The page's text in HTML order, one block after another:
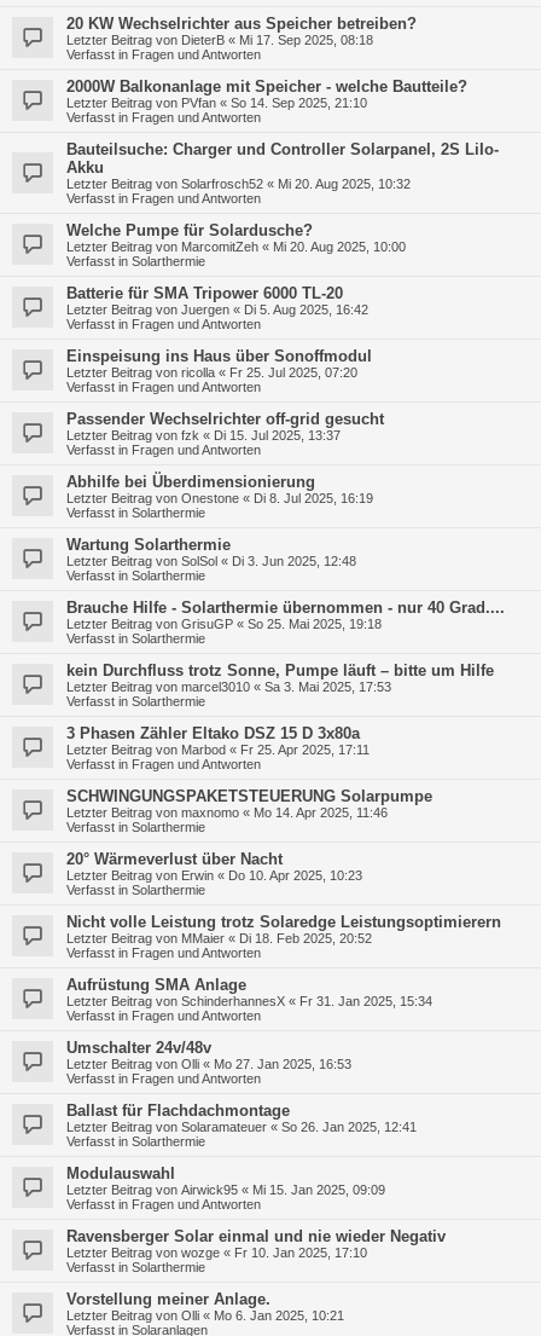
20 KW Wechselrichter aus Speicher betreiben?
Letzter Beitrag von DieterB « Mi 17. Sep 2025, 08:18
Verfasst in Fragen und Antworten
2000W Balkonanlage mit Speicher - welche Bautteile?
Letzter Beitrag von PVfan « So 14. Sep 2025, 21:10
Verfasst in Fragen und Antworten
Bauteilsuche: Charger und Controller Solarpanel, 2S LiIo-
Akku
Letzter Beitrag von Solarfrosch52 « Mi 20. Aug 2025, 10:32
Verfasst in Fragen und Antworten
Welche Pumpe für Solardusche?
Letzter Beitrag von MarcomitZeh « Mi 20. Aug 2025, 10:00
Verfasst in Solarthermie
Batterie für SMA Tripower 6000 TL-20
Letzter Beitrag von Juergen « Di 5. Aug 2025, 16:42
Verfasst in Fragen und Antworten
Einspeisung ins Haus über Sonoffmodul
Letzter Beitrag von ricolla « Fr 25. Jul 2025, 07:20
Verfasst in Fragen und Antworten
Passender Wechselrichter off-grid gesucht
Letzter Beitrag von fzk « Di 15. Jul 2025, 13:37
Verfasst in Fragen und Antworten
Abhilfe bei Überdimensionierung
Letzter Beitrag von Onestone « Di 8. Jul 2025, 16:19
Verfasst in Solarthermie
Wartung Solarthermie
Letzter Beitrag von SolSol « Di 3. Jun 2025, 12:48
Verfasst in Solarthermie
Brauche Hilfe - Solarthermie übernommen - nur 40 Grad....
Letzter Beitrag von GrisuGP « So 25. Mai 2025, 19:18
Verfasst in Solarthermie
kein Durchfluss trotz Sonne, Pumpe läuft – bitte um Hilfe
Letzter Beitrag von marcel3010 « Sa 3. Mai 2025, 17:53
Verfasst in Solarthermie
3 Phasen Zähler Eltako DSZ 15 D 3x80a
Letzter Beitrag von Marbod « Fr 25. Apr 2025, 17:11
Verfasst in Fragen und Antworten
SCHWINGUNGSPAKETSTEUERUNG Solarpumpe
Letzter Beitrag von maxnomo « Mo 14. Apr 2025, 11:46
Verfasst in Solarthermie
20° Wärmeverlust über Nacht
Letzter Beitrag von Erwin « Do 10. Apr 2025, 10:23
Verfasst in Solarthermie
Nicht volle Leistung trotz Solaredge Leistungsoptimierern
Letzter Beitrag von MMaier « Di 18. Feb 2025, 20:52
Verfasst in Fragen und Antworten
Aufrüstung SMA Anlage
Letzter Beitrag von SchinderhannesX « Fr 31. Jan 2025, 15:34
Verfasst in Fragen und Antworten
Umschalter 24v/48v
Letzter Beitrag von Olli « Mo 27. Jan 2025, 16:53
Verfasst in Fragen und Antworten
Ballast für Flachdachmontage
Letzter Beitrag von Solaramateuer « So 26. Jan 2025, 12:41
Verfasst in Solarthermie
Modulauswahl
Letzter Beitrag von Airwick95 « Mi 15. Jan 2025, 09:09
Verfasst in Fragen und Antworten
Ravensberger Solar einmal und nie wieder Negativ
Letzter Beitrag von wozge « Fr 10. Jan 2025, 17:10
Verfasst in Solarthermie
Vorstellung meiner Anlage.
Letzter Beitrag von Olli « Mo 6. Jan 2025, 10:21
Verfasst in Solaranlagen